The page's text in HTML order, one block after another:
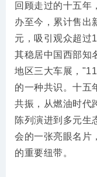
回顾走过的十五年
办至今，累计售出
元，吸引观众超过
其稳居中国西部知
地区三大车展，
的一种共识。十五
共振，从燃油时代
陈列演进到多元生
会的一张亮眼名片
的重要纽带。